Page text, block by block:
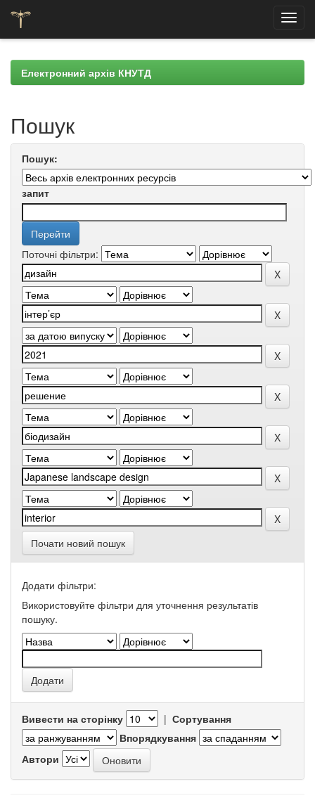
navigationЕлектронний архів КНУТД
Пошук
Пошук:
запит
Поточні фільтри:
Почати новий пошук
Додати фільтри:
Використовуйте фільтри для уточнення результатів
пошуку.
Вивести на сторінку | Сортування
Впорядкування
Автори